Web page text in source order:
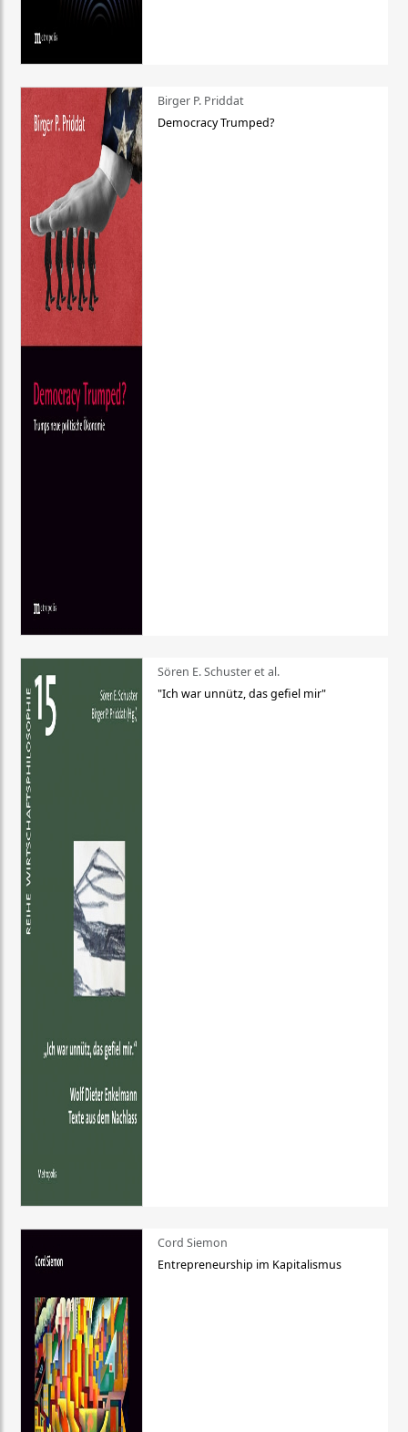
Birger P. Priddat
Democracy Trumped?
Sören E. Schuster et al.
"Ich war unnütz, das gefiel mir"
Cord Siemon
Entrepreneurship im Kapitalismus